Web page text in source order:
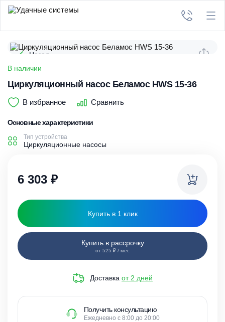
Назад
В наличии
Циркуляционный насос Беламос HWS 15-36
В избранное Сравнить
Основные характеристики
Тип устройства
Циркуляционные насосы
6 303 ₽
Купить в 1 клик
Купить в рассрочку
от 525 ₽ / мес
Доставка от 2 дней
Получить консультацию
Ежедневно с 8:00 до 20:00